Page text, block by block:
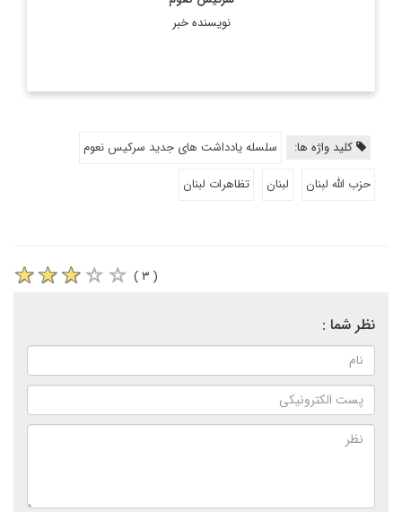
نویسنده خبر
کلید واژه ها:
سلسله یادداشت های جدید سرکیس نعوم
حزب الله لبنان
لبنان تظاهرات لبنان
( ۳ )
نظر شما :